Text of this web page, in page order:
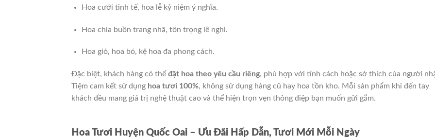
Hoa cưới tinh tế, hoa lễ kỷ niệm ý nghĩa.
Hoa chia buồn trang nhã, tôn trọng lễ nghi.
Hoa giỏ, hoa bó, kệ hoa đa phong cách.
Đặc biệt, khách hàng có thể đặt hoa theo yêu cầu riêng, phù hợp với tính cách hoặc sở thích của người
Tiệm cam kết sử dụng hoa tươi 100%, không sử dụng hàng cũ hay hoa tồn kho. Mỗi sản phẩm khi đến tay
khách đều mang giá trị nghệ thuật cao và thể hiện trọn vẹn thông điệp bạn muốn gửi gắm.
Hoa Tươi Huyện Quốc Oai – Ưu Đãi Hấp Dẫn, Tươi Mới Mỗi Ngày